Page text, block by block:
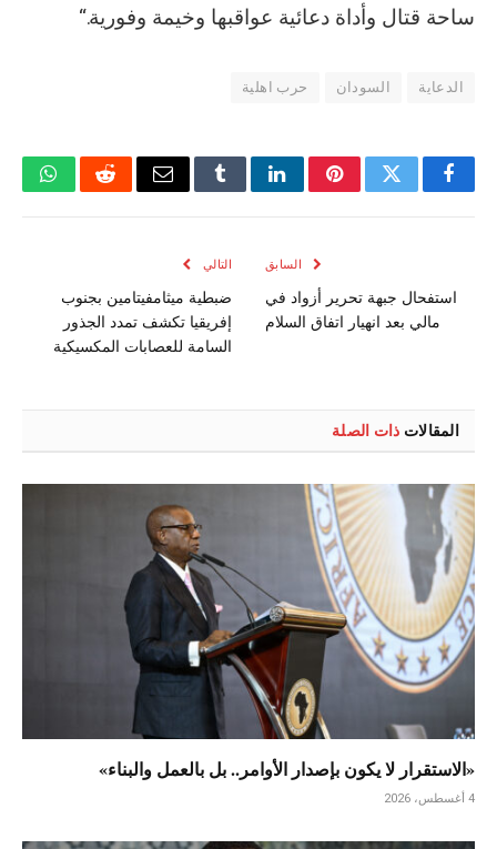
ساحة قتال وأداة دعائية عواقبها وخيمة وفورية.“
الدعاية السودان حرب اهلية
فيسبوكتويتر بينتيريستلينكدإنTumblrالبريد
رديت
السابق
استفحال جبهة تحرير أزواد في
مالي بعد انهيار اتفاق السلام
التالي
ضبطية ميثامفيتامين بجنوب
إفريقيا تكشف تمدد الجذور
السامة للعصابات المكسيكية
المقالات ذات الصلة
«الاستقرار لا يكون بإصدار الأوامر.. بل بالعمل والبناء»
4 أغسطس، 2026